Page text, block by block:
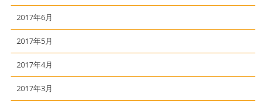
2017年6月
2017年5月
2017年4月
2017年3月